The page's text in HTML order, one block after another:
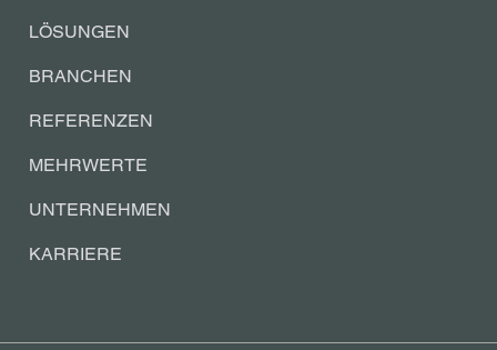
LÖSUNGEN
BRANCHEN
REFERENZEN
MEHRWERTE
UNTERNEHMEN
KARRIERE